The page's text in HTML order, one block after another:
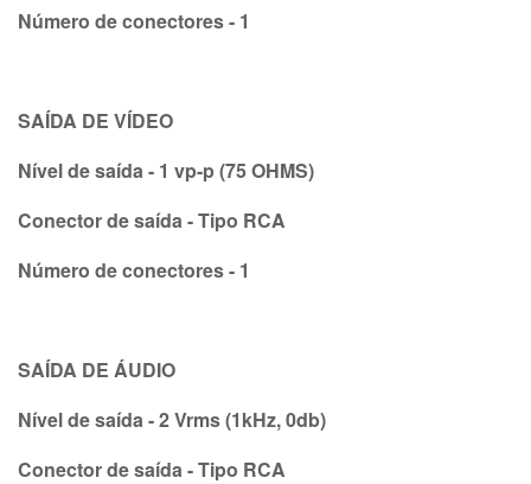
Número de conectores - 1
SAÍDA DE VÍDEO
Nível de saída - 1 vp-p (75 OHMS)
Conector de saída - Tipo RCA
Número de conectores - 1
SAÍDA DE ÁUDIO
Nível de saída - 2 Vrms (1kHz, 0db)
Conector de saída - Tipo RCA